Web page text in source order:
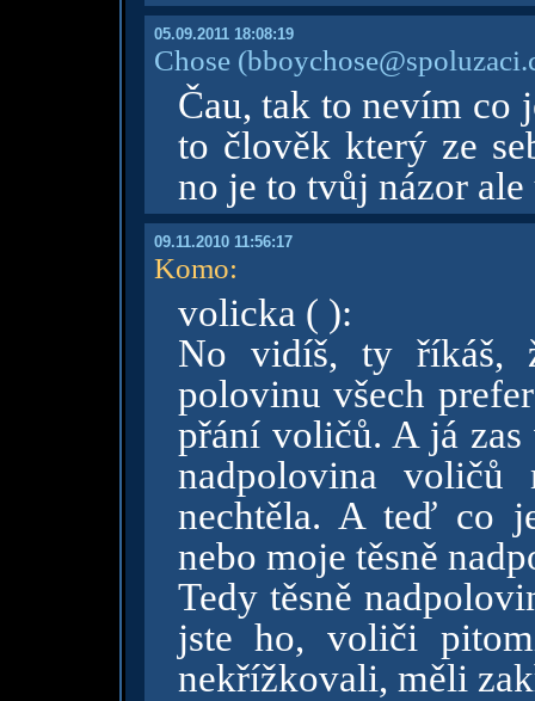
05.09.2011 18:08:19
Chose
Čau, tak to nevím co
to člověk který ze
no je to tvůj názor
09.11.2010 11:56:17
Komo:
volicka ( ):
No vidíš, ty říkáš,
polovinu všech
přání voličů. A já zas
nadpolovina
nechtěla. A teď co
nebo moje těsně
Tedy těsně
jste ho, voliči
nekřížkovali, měli